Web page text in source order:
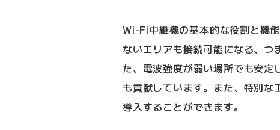
Wi-Fi中継機の基本的な役割と機
ないエリアも接続可能になる、つ
た、電波強度が弱い場所でも安定
も貢献しています。また、特別な
導入することができます。